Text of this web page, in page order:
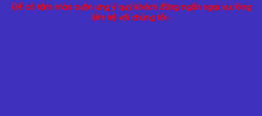
Để có tấm màn cuốn ưng ý quý khách đừng ngần ngại vui lòng
liên hệ với chúng tôi :